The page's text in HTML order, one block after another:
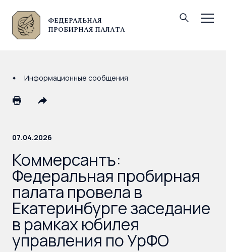
ФЕДЕРАЛЬНАЯ
ПРОБИРНАЯ ПАЛАТА
© Федеральная пробирная палата, 2026
Информационные сообщения
07.04.2026
Коммерсантъ:
Федеральная пробирная
палата провела в
Екатеринбурге заседание
в рамках юбилея
управления по УрФО